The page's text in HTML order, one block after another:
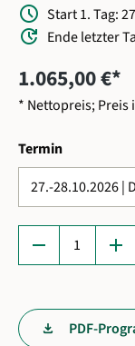
Schedule Start 1. Tag:
Update Ende letzter
1.065,00 €*
* Nettopreis; Preis
Terminauswählen
Produkt
remove add
PDF-